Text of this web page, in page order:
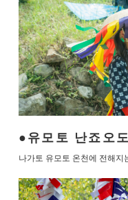
유모토 난죠오도
나가토 유모토 온천에 전해지